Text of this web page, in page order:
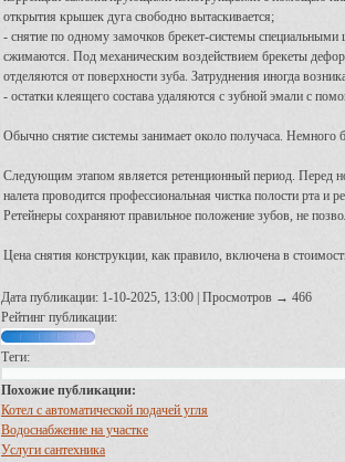
открытия крышек дуга свободно вытаскивается;
- снятие по одному замочков брекет-системы
сжимаются. Под механическим воздействием брекеты
отделяются от поверхности зуба. Затруднения иногда
- остатки клеящего состава удаляются с зубной эмали с
Обычно снятие системы занимает около получаса.
Следующим этапом является ретенционный период. Перед
налета проводится профессиональная чистка полости рта
Ретейнеры сохраняют правильное положение зубов, не
Цена снятия конструкции, как правило, включена в
Дата публикации: 1-10-2025, 13:00 | Просмотров → 466
Рейтинг публикации:
Теги:
Похожие публикации:
Котел с автоматической подачей угля
Водоснабжение на участке
Услуги сантехника